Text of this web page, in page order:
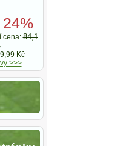
cena:84,1
.
Kč
>>>